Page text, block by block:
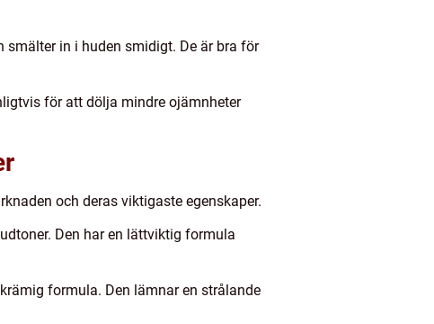
smälter in i huden smidigt. De är bra för
för att dölja mindre ojämnheter
och deras viktigaste egenskaper.
Den har en lättviktig formula
formula. Den lämnar en strålande